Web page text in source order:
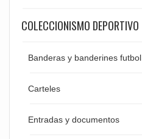
COLECCIONISMO DEPORTIVO
Banderas y banderines futbol
Carteles
Entradas y documentos